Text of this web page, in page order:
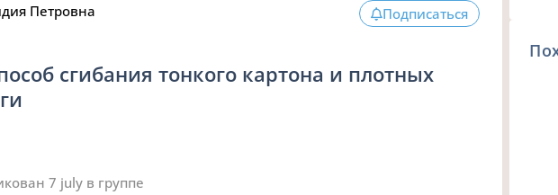
Петровна
Подписаться
сгибания тонкого картона и плотных
7 july в группе